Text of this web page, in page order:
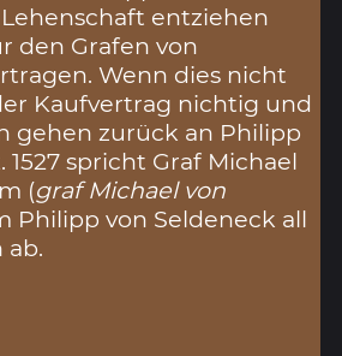
entziehen
den Grafen von
Wenn dies nicht
Kaufvertrag nichtig und
gehen zurück an Philipp
1527 spricht Graf Michael
(graf Michael von
Philipp von Seldeneck all
ab.